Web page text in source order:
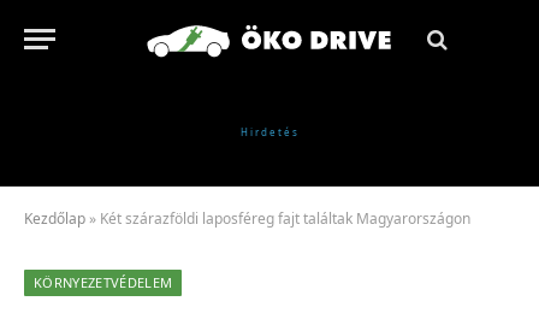
Kezdőlap » Két szárazföldi laposféreg fajt találtak Magyarországon
KÖRNYEZETVÉDELEM